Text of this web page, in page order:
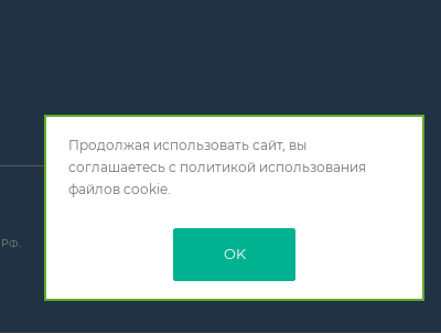
РФ.
Продолжая использовать сайт, вы
соглашаетесь с политикой использования
файлов cookie.
OK